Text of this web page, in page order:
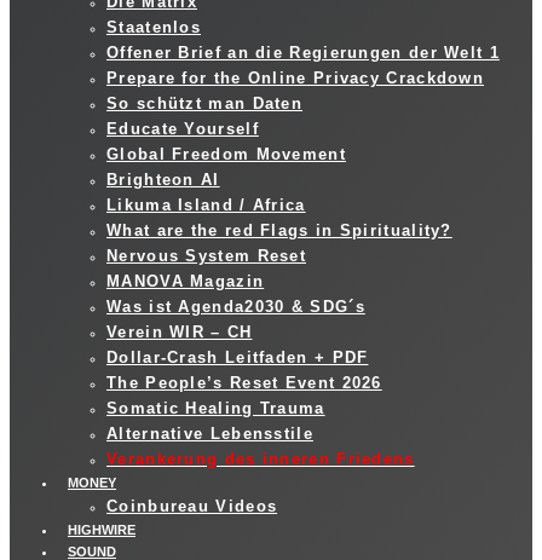
Staatenlos
Offener Brief an die Regierungen der Welt 1
Prepare for the Online Privacy Crackdown
So schützt man Daten
Educate Yourself
Global Freedom Movement
Brighteon AI
Likuma Island / Africa
What are the red Flags in Spirituality?
Nervous System Reset
MANOVA Magazin
Was ist Agenda2030 & SDG´s
Verein WIR – CH
Dollar-Crash Leitfaden + PDF
The People’s Reset Event 2026
Somatic Healing Trauma
Alternative Lebensstile
Verankerung des inneren Friedens
MONEY
Coinbureau Videos
HIGHWIRE
SOUND